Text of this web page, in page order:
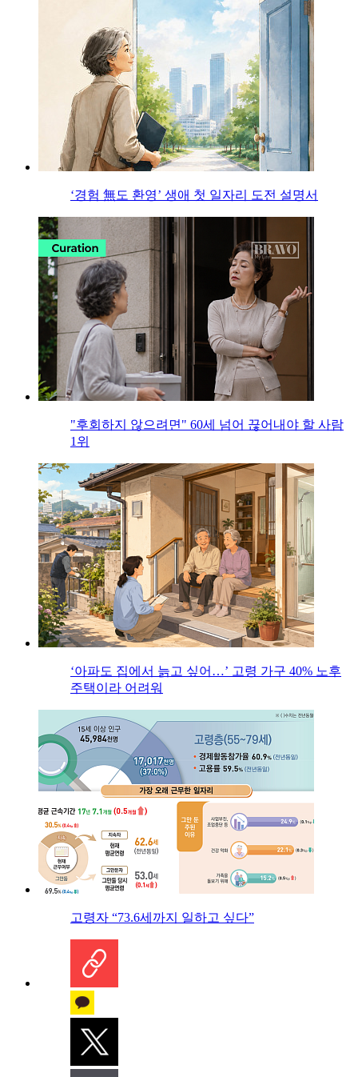
‘경험 無도 환영’ 생애 첫 일자리 도전 설명서
"후회하지 않으려면" 60세 넘어 끊어내야 할 사람
1위
‘아파도 집에서 늙고 싶어…’ 고령 가구 40% 노후
주택이라 어려워
고령자 “73.6세까지 일하고 싶다”